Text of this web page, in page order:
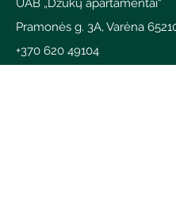
UAB „Dzūkų apartamentai“
Pramonės g. 3A, Varėna
+370 620 49104